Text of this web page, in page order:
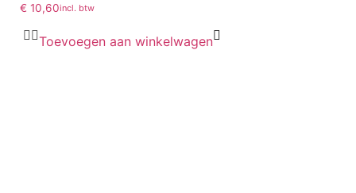
€ 10,60incl. btw
Toevoegen aan winkelwagen